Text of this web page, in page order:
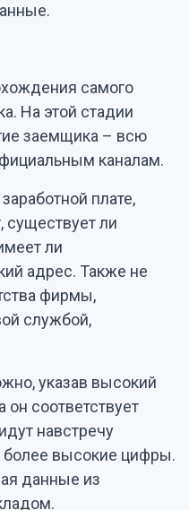
самого
На этой стадии
заемщика – всю
каналам.
плате,
существует ли
ли
адрес. Также не
фирмы,
службой,
указав высокий
он соответствует
навстречу
более высокие цифры.
данные из